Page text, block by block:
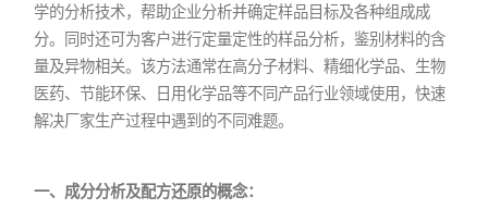
学的分析技术，帮助企业分析并确定样品目标及各种组成成
分。同时还可为客户进行定量定性的样品分析，鉴别材料的含
量及异物相关。该方法通常在高分子材料、精细化学品、生物
医药、节能环保、日用化学品等不同产品行业领域使用，快速
解决厂家生产过程中遇到的不同难题。
一、成分分析及配方还原的概念：